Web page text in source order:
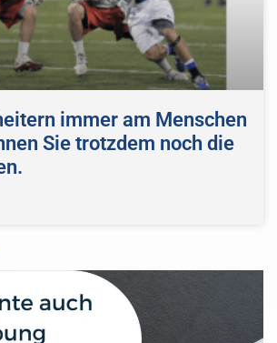
immer am Menschen
Sie trotzdem noch die